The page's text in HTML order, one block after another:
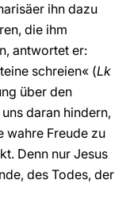
ihn dazu
die ihm
antwortet er:
schreien« (Lk
über den
daran hindern,
wahre Freude zu
Denn nur Jesus
des Todes, der